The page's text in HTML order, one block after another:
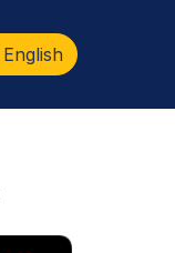
English